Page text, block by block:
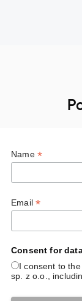
Name *
Email*
Consent for
I consent to
sp. z o.o.,